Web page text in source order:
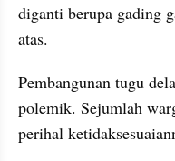
diganti berupa gading
atas.
Pembangunan tugu
polemik. Sejumlah
perihal